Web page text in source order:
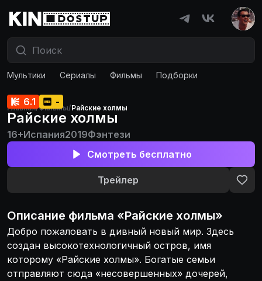
Мультики Сериалы Фильмы Подборки
Главная/Фильмы/Райские холмы
6.1 -
Райские холмы
16+Испания2019Фэнтези
Смотреть бесплатно
Трейлер
Описание фильма «Райские холмы»
Добро пожаловать в дивный новый мир. Здесь
создан высокотехнологичный остров, имя
которому «Райские холмы». Богатые семьи
отправляют сюда «несовершенных» дочерей,